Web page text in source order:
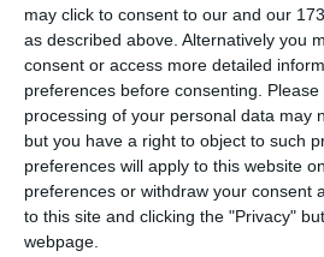
may click to consent to our and our
as described above. Alternatively you
consent or access more detailed
preferences before consenting.
processing of your personal data may
but you have a right to object to such
preferences will apply to this website
preferences or withdraw your consent
to this site and clicking the "Privacy"
webpage.
Totodată, martorul a
direcția de deplasare a
respectiv către Costinești,
fost depistat în trafic în
polițiștii din cadrul Poliției
Este vorba despre un
ani, din București, iar în